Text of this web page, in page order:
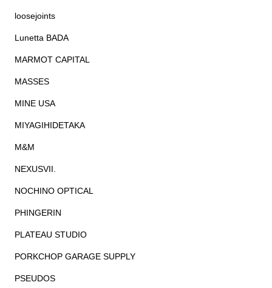
loosejoints
Lunetta BADA
MARMOT CAPITAL
MASSES
MINE USA
MIYAGIHIDETAKA
M&M
NEXUSVII.
NOCHINO OPTICAL
PHINGERIN
PLATEAU STUDIO
PORKCHOP GARAGE SUPPLY
PSEUDOS